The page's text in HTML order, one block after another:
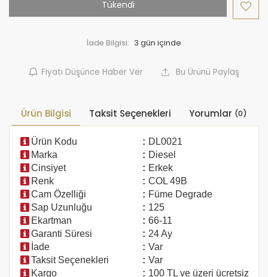
Tükendi
İade Bilgisi:
Fiyatı Düşünce Haber Ver Bu Ürünü Paylaş
Ürün Bilgisi Taksit Seçenekleri Yorumlar (0)
Ürün Kodu : DL0021
Marka
: Diesel
Cinsiyet
: Erkek
Renk
: COL 49B
Cam Özelliği
: Füme Degrade
Sap Uzunluğu
: 125
Ekartman
: 66-11
Garanti Süresi
: 24 Ay
İade
: Var
Taksit Seçenekleri
: Var
Kargo
: 100 TL ve üzeri ücretsiz